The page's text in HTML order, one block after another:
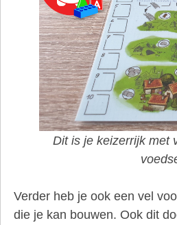
Dit is je keizerrijk met
Verder heb je ook een vel
die je kan bouwen. Ook dit